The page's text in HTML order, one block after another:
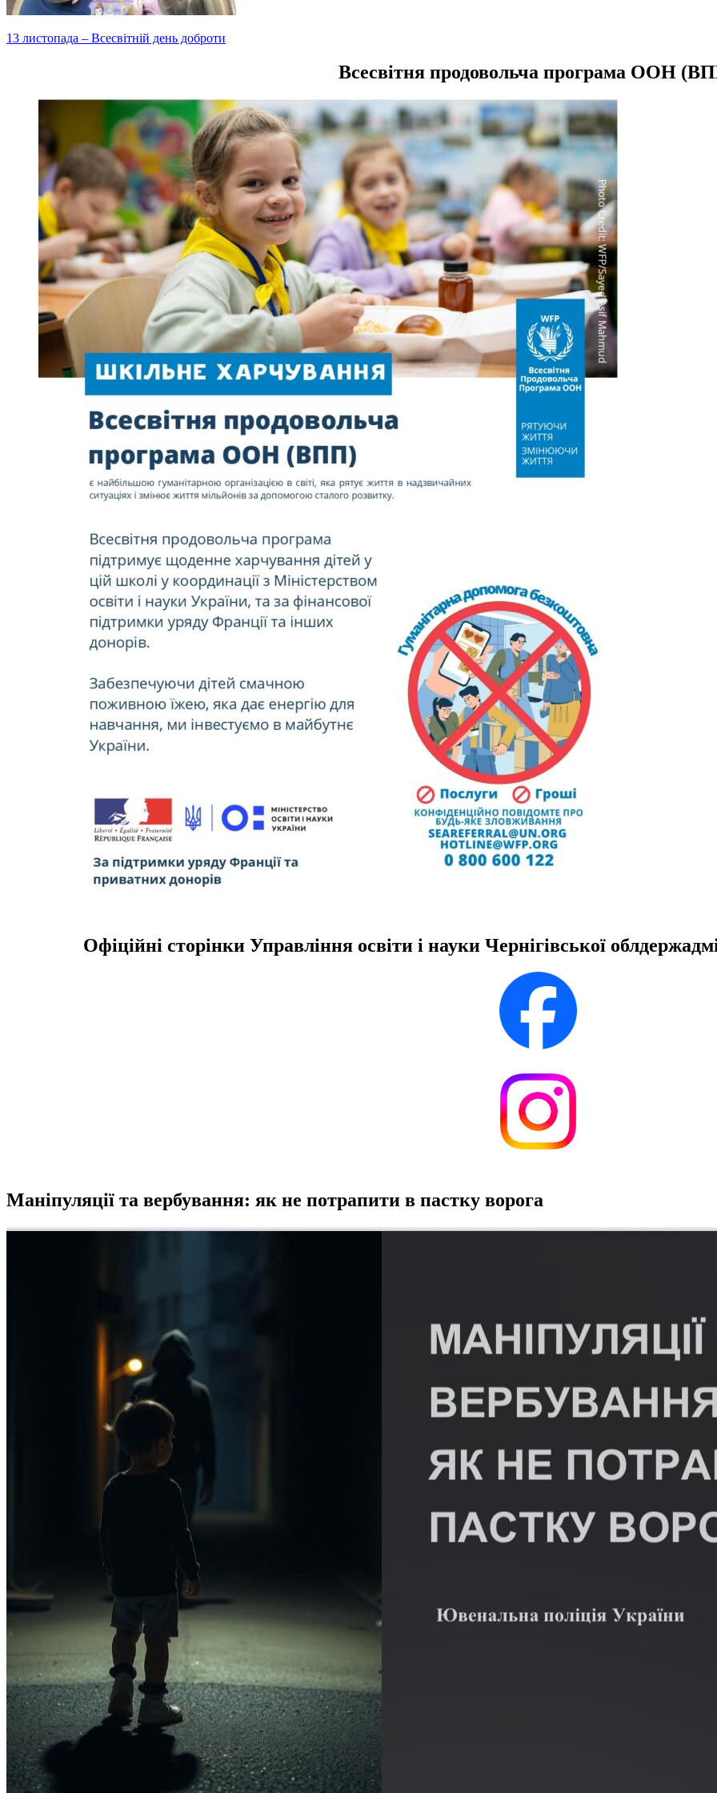
Навігація
13 листопада – Всесвітній день доброти
Всесвітня продовольча програма ООН
Офіційні сторінки Управління освіти і науки Чернігівської
Маніпуляції та вербування: як не потрапити в пастку ворога